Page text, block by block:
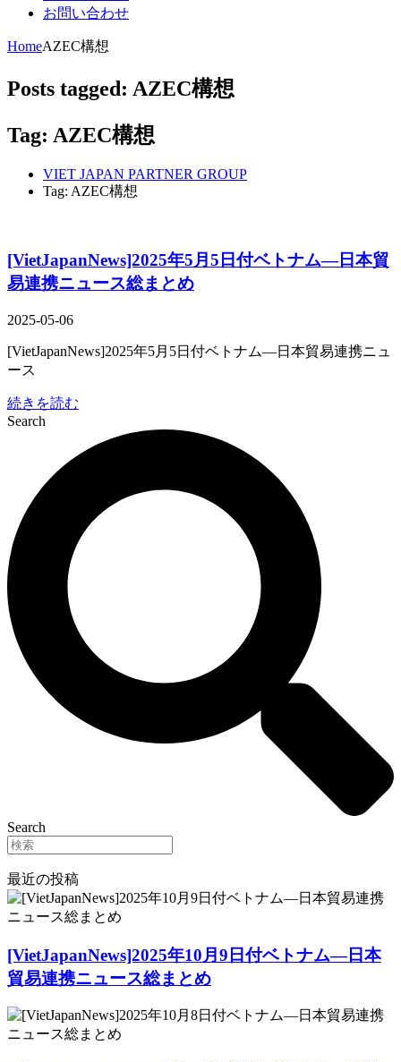
お問い合わせ
HomeAZEC構想
Posts tagged: AZEC構想
Tag: AZEC構想
VIET JAPAN PARTNER GROUP
Tag: AZEC構想
[VietJapanNews]2025年5月5日付ベトナム―日本貿
易連携ニュース総まとめ
2025-05-06
[VietJapanNews]2025年5月5日付ベトナム―日本貿易連携ニュ
ース
続きを読む
Search
Search
最近の投稿
[VietJapanNews]2025年10月9日付ベトナム―日本
貿易連携ニュース総まとめ